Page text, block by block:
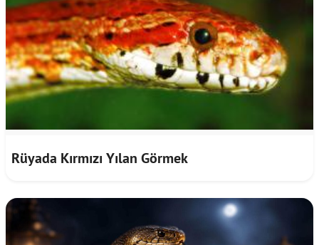
Rüyada Kırmızı Yılan Görmek